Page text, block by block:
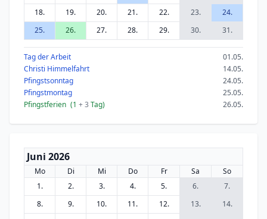
18.
19. 20. 21. 22. 23.
24.
25.
26. 27. 28. 29. 30. 31.
Tag der Arbeit
01.05.
Christi Himmelfahrt
14.05.
Pfingstsonntag
24.05.
Pfingstmontag
25.05.
Pfingstferien (1 + 3 Tag) 26.05.
Juni 2026
Mo Di Mi Do Fr Sa
So
1.
2. 3. 4. 5. 6.
7.
8.
9. 10. 11. 12. 13.
14.